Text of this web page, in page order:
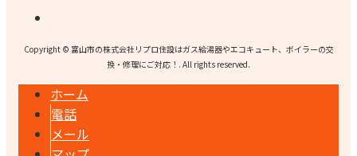
Copyright © 富山市の株式会社リプロ住設はガス給湯器やエコキュート、ボイラーの交
換・修理にご対応！. All rights reserved.
ホーム
電話
メール